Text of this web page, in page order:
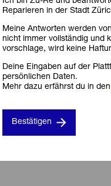
Reparieren in der Stadt
Meine Antworten werden
nicht immer vollständig und
vorschlage, wird keine
Deine Eingaben auf der
persönlichen Daten.
Mehr dazu erfährst du in den
Bestätigen